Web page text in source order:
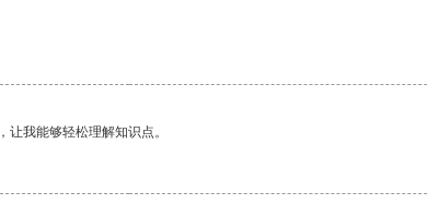
我能够轻松理解知识点。